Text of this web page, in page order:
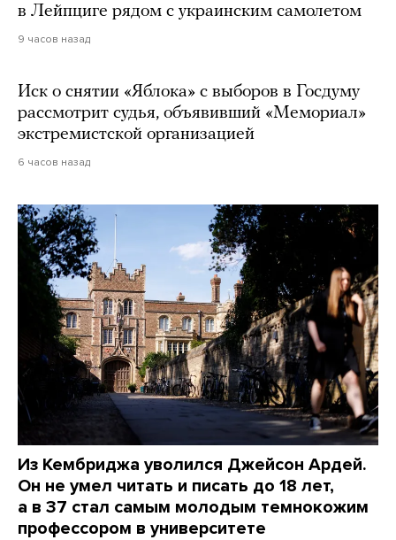
в Лейпциге рядом с украинским самолетом
9 часов назад
Иск о снятии «Яблока» с выборов в Госдуму
рассмотрит судья, объявивший «Мемориал»
экстремистской организацией
6 часов назад
Из Кембриджа уволился Джейсон Ардей.
Он не умел читать и писать до 18 лет,
а в 37 стал самым молодым темнокожим
профессором в университете